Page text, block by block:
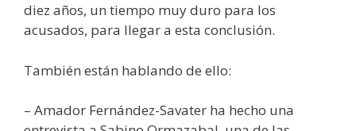
diez años, un tiempo muy duro para los
acusados, para llegar a esta conclusión.
También están hablando de ello:
– Amador Fernández-Savater ha hecho una